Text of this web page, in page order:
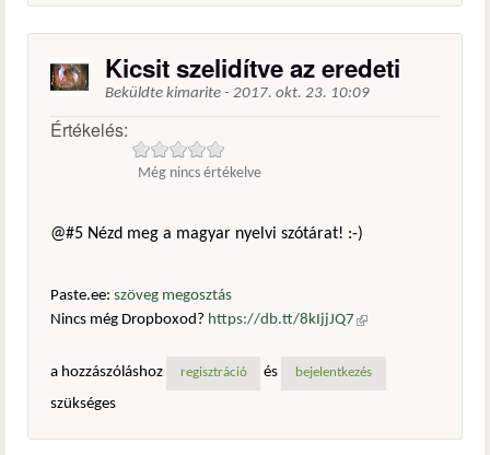
Kicsit szelidítve az eredeti
Beküldte kimarite - 2017. okt. 23. 10:09
Értékelés:
Még nincs értékelve
@#5 Nézd meg a magyar nyelvi szótárat! :-)
Paste.ee: szöveg megosztás
Nincs még Dropboxod? https://db.tt/8kIjjJQ7 (külső
a hozzászóláshoz
regisztráció és bejelentkezés
szükséges